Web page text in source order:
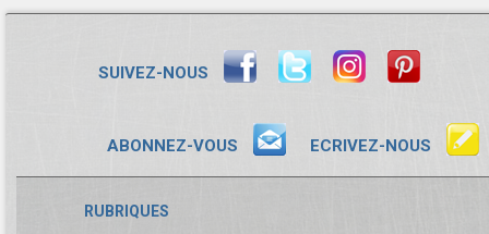
SUIVEZ-NOUS
ABONNEZ-VOUS ECRIVEZ-NOUS
RUBRIQUES